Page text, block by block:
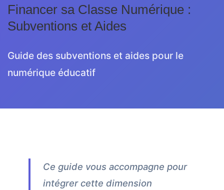
Financer sa Classe Numérique :
Subventions et Aides
Guide des subventions et aides pour le
numérique éducatif
Ce guide vous accompagne pour
intégrer cette dimension